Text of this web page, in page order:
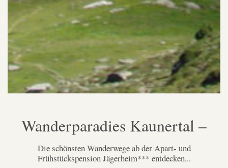
Wanderparadies Kaunertal –
Die schönsten Wanderwege ab der Apart- und
Frühstückspension Jägerheim*** entdecken...